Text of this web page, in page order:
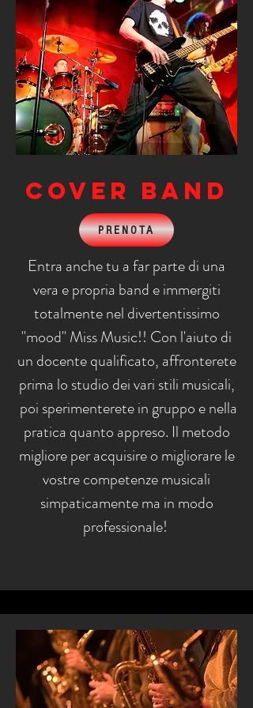
COVER BAND
PRENOTA
Entra anche tu a far parte di una
vera e propria band e immergiti
totalmente nel divertentissimo
"mood" Miss Music!! Con l'aiuto di
un docente qualificato, affronterete
prima lo studio dei vari stili musicali,
poi sperimenterete in gruppo e nella
pratica quanto appreso. Il metodo
migliore per acquisire o migliorare le
vostre competenze musicali
simpaticamente ma in modo
professionale!